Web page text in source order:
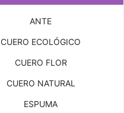
ANTE
CUERO ECOLÓGICO
CUERO FLOR
CUERO NATURAL
ESPUMA